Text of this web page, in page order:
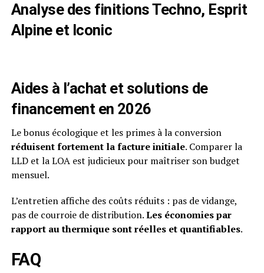
Analyse des finitions Techno, Esprit
Alpine et Iconic
Aides à l’achat et solutions de
financement en 2026
Le bonus écologique et les primes à la conversion
réduisent fortement la facture initiale. Comparer la
LLD et la LOA est judicieux pour maîtriser son budget
mensuel.
L’entretien affiche des coûts réduits : pas de vidange,
pas de courroie de distribution.Les économies par
rapport au thermique sont réelles et quantifiables.
FAQ